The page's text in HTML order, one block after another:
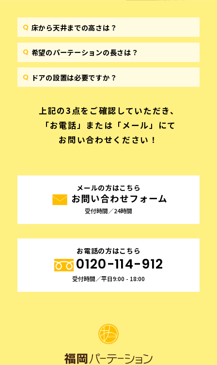
床から天井までの高さは？
希望のパーテーションの長さは？
ドアの設置は必要ですか？
上記の3点をご確認していただき、
「お電話」または「メール」にて
お問い合わせください！
お電話の方はこちら
0120-114-912
受付時間／平日9:00 - 18:00
メールの方はこちら
お問い合わせフォーム
受付時間／24時間